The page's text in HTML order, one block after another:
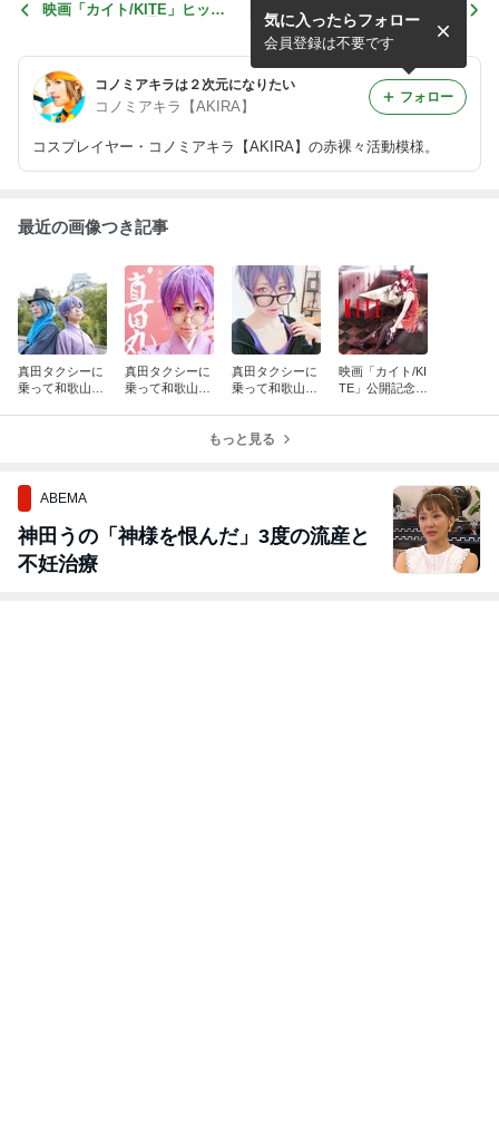
映画「カイト/KITE」ヒット
4/6 村上隆原作「6HP・承」
出演のお知らせ
コノミアキラは２次元になりたい
コノミアキラ【AKIRA】
コスプレイヤー・コノミアキラ【AKIRA】の赤裸々活動模様。
気に入ったらフォロー
会員登録は不要です
フォロー
最近の画像つき記事
真田タクシーに
乗って和歌山に
真田タクシーに
乗って和歌山に
真田タクシーに
乗って和歌山に
映画「カイト/KI
TE」公開記念イ
もっと見る
ABEMA
神田うの「神様を恨んだ」3度の流産と
不妊治療